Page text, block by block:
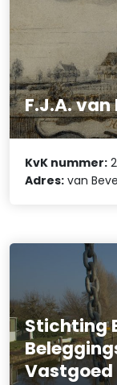
F.J.A. van
KvK nummer:
Adres: van
Stichting
Vastgoed